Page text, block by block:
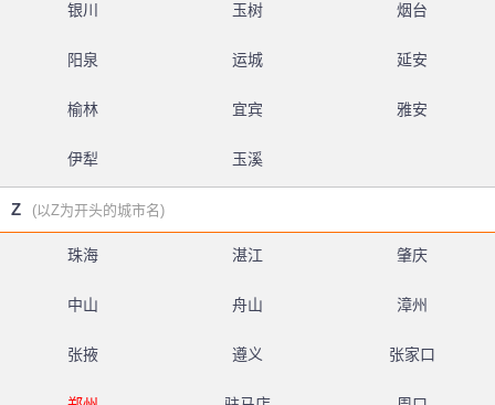
银川 玉树 烟台
阳泉 运城 延安
榆林 宜宾 雅安
伊犁 玉溪
Z (以Z为开头的城市名)
珠海 湛江 肇庆
中山 舟山 漳州
张掖 遵义 张家口